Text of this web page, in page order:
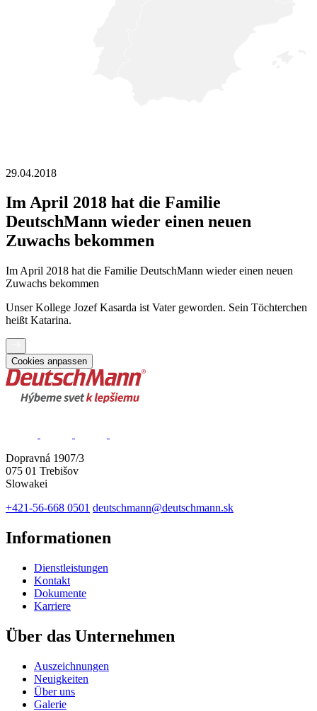
29.04.2018
Im April 2018 hat die Familie
DeutschMann wieder einen neuen
Zuwachs bekommen
Im April 2018 hat die Familie DeutschMann wieder einen neuen
Zuwachs bekommen
Unser Kollege Jozef Kasarda ist Vater geworden. Sein Töchterchen
heißt Katarina.
Cookies anpassen
Dopravná 1907/3
075 01 Trebišov
Slowakei
+421-56-668 0501 deutschmann@deutschmann.sk
Informationen
Dienstleistungen
Kontakt
Dokumente
Karriere
Über das Unternehmen
Auszeichnungen
Neuigkeiten
Über uns
Galerie